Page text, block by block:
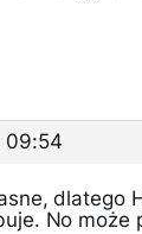
09:54
dlatego
No może